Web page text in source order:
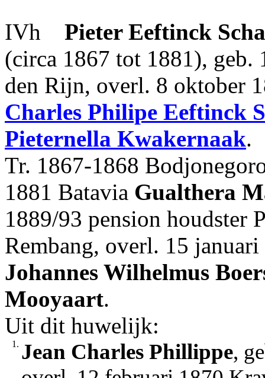
IVh PieterEeftinck
(circa 1867 tot 1881), geb.
den Rijn, overl. 8 oktober
Charles Philipe Eeftinck
Pieternella Kwakernaak.
Tr. 1867-1868
1881 Batavia Gualthera
1889/93 pension houdster
Rembang, overl. 15
Johannes Wilhelmus
Mooyaart.
Uit dit huwelijk:
1. Jean Charles Phillippe,